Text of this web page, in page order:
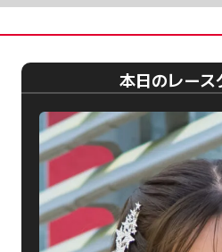
の
ペ
ー
ジ
送
り
本日のレース